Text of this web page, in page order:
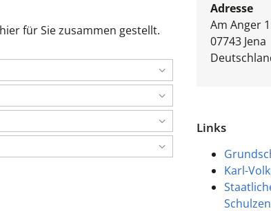
für Sie zusammen gestellt.
Adresse
Am Anger
07743 Jena
Links
Karl-